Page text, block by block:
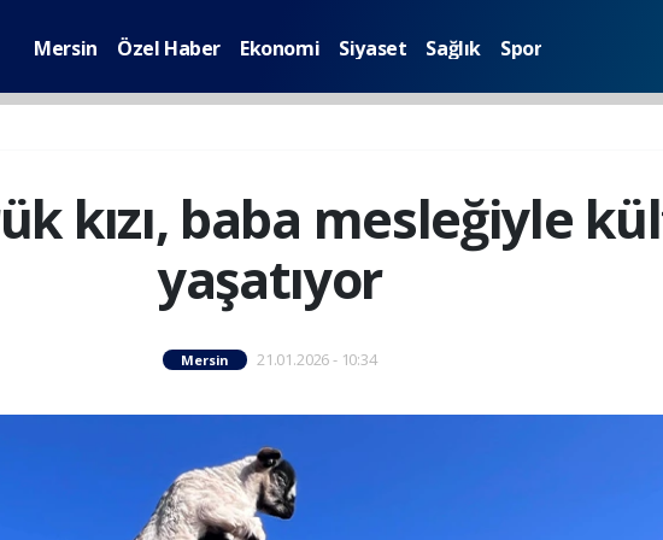
Mersin Özel Haber Ekonomi Siyaset Sağlık Spor
kızı, baba mesleğiyle
yaşatıyor
Mersin 21.01.2026 - 10:34